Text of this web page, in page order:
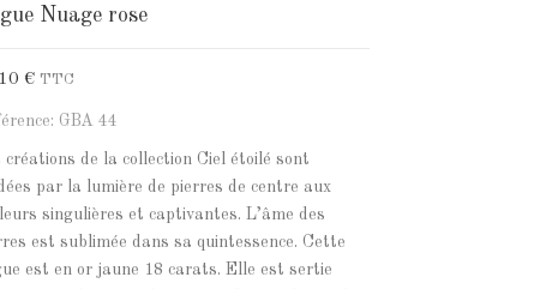
Nuage rose
€ TTC
GBA 44
créations de la collection Ciel étoilé sont
par la lumière de pierres de centre aux
singulières et captivantes. L’âme des
est sublimée dans sa quintessence. Cette
est en or jaune 18 carats. Elle est sertie